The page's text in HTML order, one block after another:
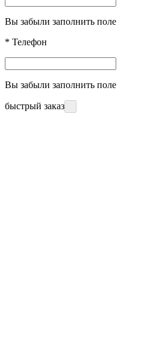
Вы забыли заполнить поле
* Телефон
Вы забыли заполнить поле
быстрый заказ